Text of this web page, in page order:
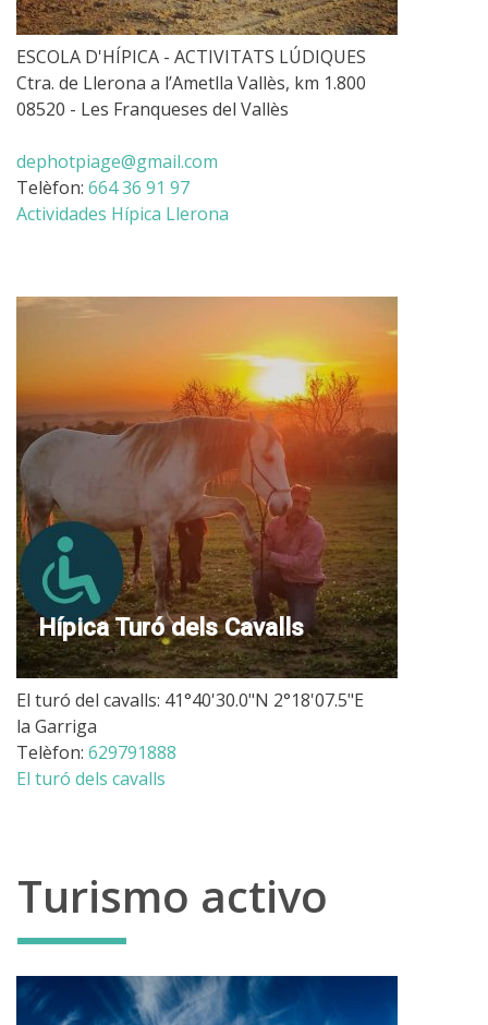
ESCOLA D'HÍPICA - ACTIVITATS LÚDIQUES
Ctra. de Llerona a l’Ametlla Vallès, km 1.800
08520 - Les Franqueses del Vallès
dephotpiage@gmail.com
Telèfon: 664 36 91 97
Actividades Hípica Llerona
Hípica Turó dels Cavalls
El turó del cavalls: 41°40'30.0"N 2°18'07.5"E
la Garriga
Telèfon: 629791888
El turó dels cavalls
Turismo activo